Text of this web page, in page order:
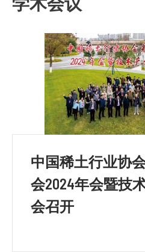
中国稀土行业协
会2024年会暨技
会召开